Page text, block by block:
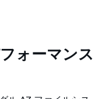
ォーマンス